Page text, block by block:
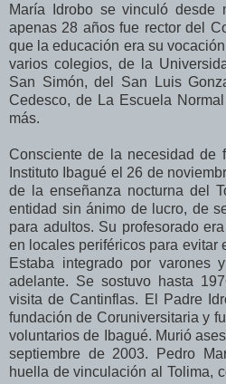
María Idrobo se vinculó desde
apenas 28 años fue rector del
que la educación era su
varios colegios, de la
San Simón, del San Luis
Cedesco, de La Escuela
más.
Consciente de la necesidad de
Instituto Ibagué el 26 de
de la enseñanza nocturna del
entidad sin ánimo de lucro, de
para adultos. Su profesorado
en locales periféricos para evitar
Estaba integrado por varones
adelante. Se sostuvo hasta
visita de Cantinflas. El Padre
fundación de Coruniversitaria y
voluntarios de Ibagué. Murió
septiembre de 2003. Pedro
huella de vinculación al Tolima,